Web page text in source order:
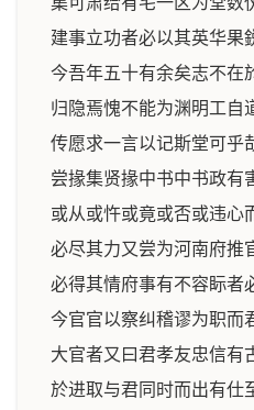
建事立功者必以其英华果
今吾年五十有余矣志不在
归隐焉愧不能为渊明工自
传愿求一言以记斯堂可乎
尝掾集贤掾中书中书政有
或从或忤或竟或否或违心
必尽其力又尝为河南府推
必得其情府事有不容眎者
今官官以察纠稽谬为职而
大官者又曰君孝友忠信有
於进取与君同时而出有仕